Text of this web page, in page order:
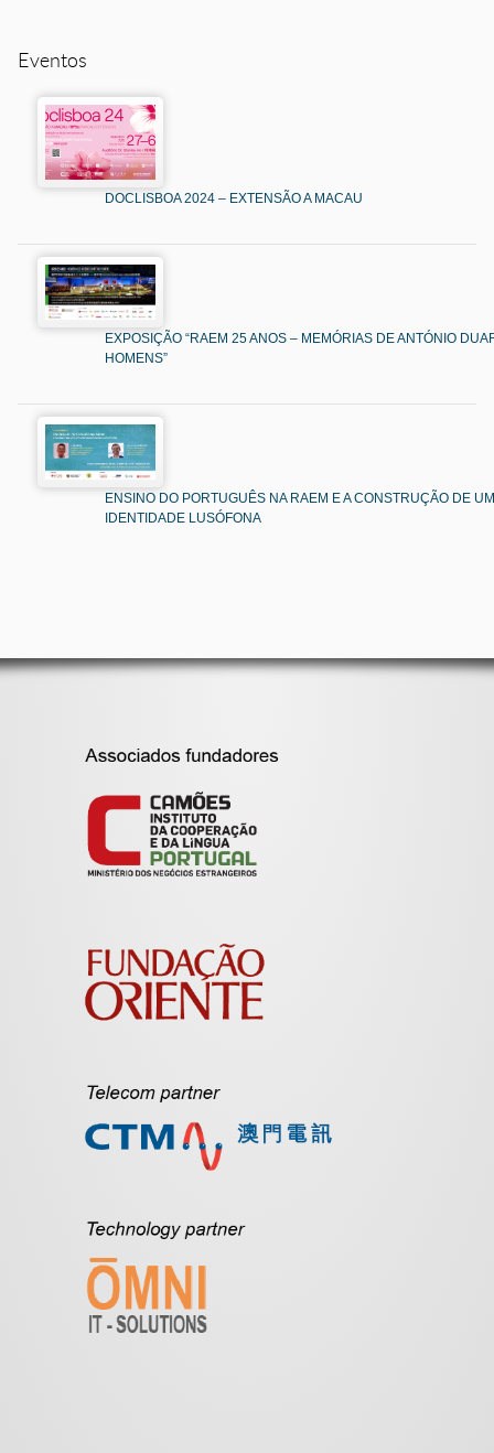
Eventos
DOCLISBOA 2024 – EXTENSÃO A MACAU
EXPOSIÇÃO “RAEM 25 ANOS – MEMÓRIAS DE ANTÓNIO
HOMENS”
ENSINO DO PORTUGUÊS NA RAEM E A CONSTRUÇÃO DE
IDENTIDADE LUSÓFONA